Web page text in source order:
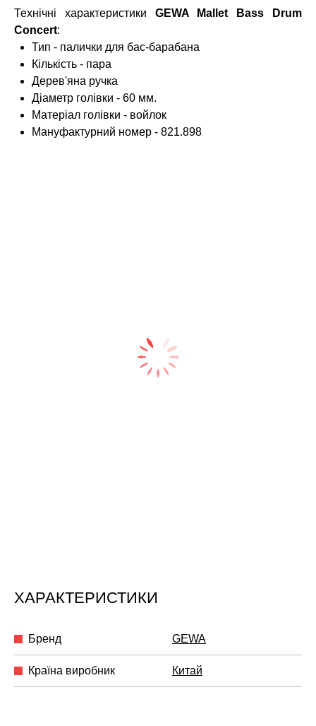
Технічні характеристики GEWA Mallet Bass Drum
Concert:
Тип - палички для бас-барабана
Кількість - пара
Дерев'яна ручка
Діаметр голівки - 60 мм.
Матеріал голівки - войлок
Мануфактурний номер - 821.898
ХАРАКТЕРИСТИКИ
Бренд GEWA
Країна виробник Китай